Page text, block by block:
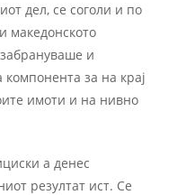
дел, се соголи и по
македонското
и
за на крај
имоти и на нивно
а денес
резултат ист. Се